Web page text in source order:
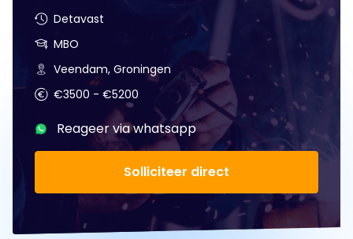
Detavast
MBO
Veendam, Groningen
€3500 - €5200
Reageer via whatsapp
Solliciteer direct